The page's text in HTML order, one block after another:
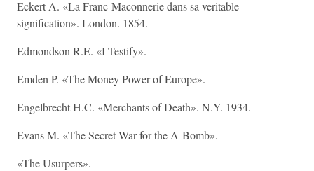
Eckert A. «La Franc-Maconnerie dans sa veritable
signification». London. 1854.
Edmondson R.E. «I Testify».
Emden P. «The Money Power of Europe».
Engelbrecht H.C. «Merchants of Death». N.Y. 1934.
Evans M. «The Secret War for the A-Bomb».
«The Usurpers».